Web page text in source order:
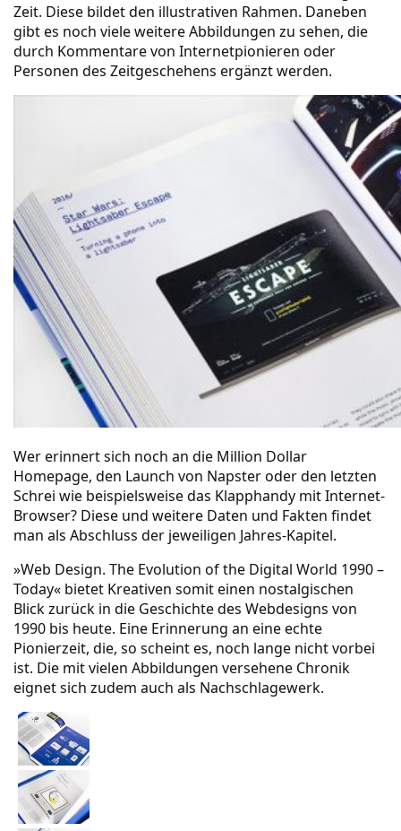
Zeit. Diese bildet den illustrativen Rahmen. Daneben
gibt es noch viele weitere Abbildungen zu sehen, die
durch Kommentare von Internetpionieren oder
Personen des Zeitgeschehens ergänzt werden.
Wer erinnert sich noch an die Million Dollar
Homepage, den Launch von Napster oder den letzten
Schrei wie beispielsweise das Klapphandy mit Internet-
Browser? Diese und weitere Daten und Fakten findet
man als Abschluss der jeweiligen Jahres-Kapitel.
»Web Design. The Evolution of the Digital World 1990 –
Today« bietet Kreativen somit einen nostalgischen
Blick zurück in die Geschichte des Webdesigns von
1990 bis heute. Eine Erinnerung an eine echte
Pionierzeit, die, so scheint es, noch lange nicht vorbei
ist. Die mit vielen Abbildungen versehene Chronik
eignet sich zudem auch als Nachschlagewerk.